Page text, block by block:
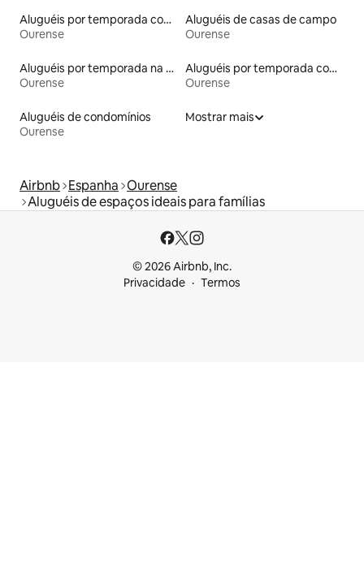
Aluguéis por temporada com acesso ao lago
Ourense
Aluguéis de casas de campo
Ourense
Aluguéis por temporada na orla
Ourense
Aluguéis por temporada com café da manhã
Ourense
Aluguéis de condomínios
Ourense
Mostrar mais
Airbnb Espanha Ourense
Aluguéis de espaços ideais para famílias
© 2026 Airbnb, Inc.
Privacidade
Termos